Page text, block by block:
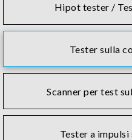
Hipot tester /
Tester sulla
Scanner per test
Tester a